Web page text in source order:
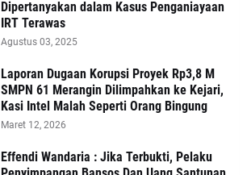
Dipertanyakan dalam Kasus Penganiayaan
IRT Terawas
Agustus 03, 2025
‎Laporan Dugaan Korupsi Proyek Rp3,8 M
SMPN 61 Merangin Dilimpahkan ke Kejari,
Kasi Intel Malah Seperti Orang Bingung
Maret 12, 2026
Effendi Wandaria : Jika Terbukti, Pelaku